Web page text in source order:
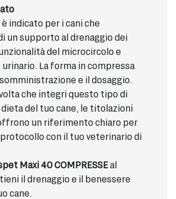
indicato per i cani che
un supporto al drenaggio dei
del microcircolo e
urinario. La forma in compressa
e il dosaggio.
che integri questo tipo di
del tuo cane, le titolazioni
un riferimento chiaro per
con il tuo veterinario di
Maxi 40 COMPRESSEal
il drenaggio e il benessere
cane.